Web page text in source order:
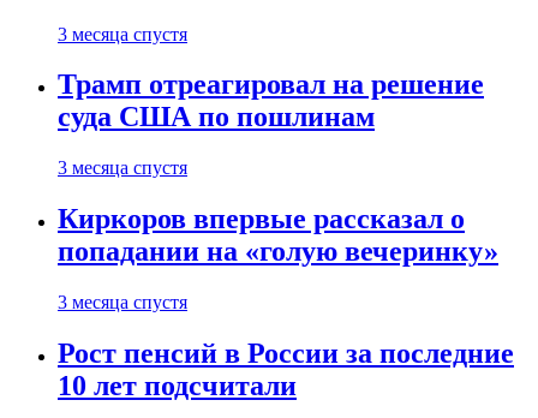
3 месяца спустя
Трамп отреагировал на решение
суда США по пошлинам
3 месяца спустя
Киркоров впервые рассказал о
попадании на «голую вечеринку»
3 месяца спустя
Рост пенсий в России за последние
10 лет подсчитали